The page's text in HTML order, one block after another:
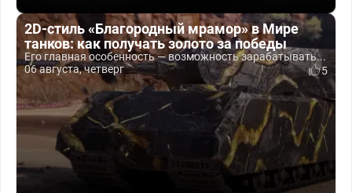
2D-стиль «Благородный мрамор» в Мире
танков: как получать золото за победы
Его главная особенность — возможность зарабатывать...
06 августа, четверг
5